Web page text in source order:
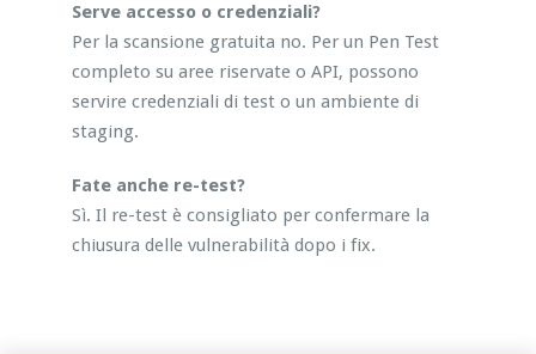
Serve accesso o credenziali?
Per la scansione gratuita no. Per un Pen Test
completo su aree riservate o API, possono
servire credenziali di test o un ambiente di
staging.
Fate anche re-test?
Sì. Il re-test è consigliato per confermare la
chiusura delle vulnerabilità dopo i fix.